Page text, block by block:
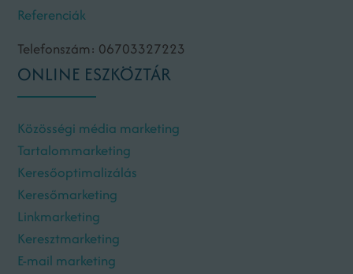
Referenciák
Telefonszám: 06703327223
ONLINE ESZKÖZTÁR
Közösségi média marketing
Tartalommarketing
Keresőoptimalizálás
Keresőmarketing
Linkmarketing
Keresztmarketing
E-mail marketing